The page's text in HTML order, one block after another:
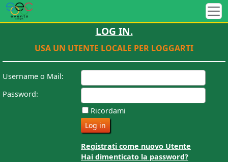
LOG IN.
USA UN UTENTE LOCALE PER LOGGARTI
Username o Mail:
Password:
Ricordami
Registrati come nuovo Utente
Hai dimenticato la password?